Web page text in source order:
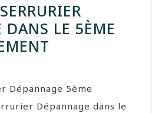
DANS LE 5ÈME
Dépannage 5ème
Dépannage dans le